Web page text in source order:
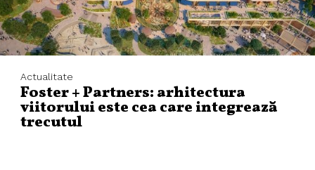
Actualitate
Foster + Partners: arhitectura
viitorului este cea care integrează
trecutul